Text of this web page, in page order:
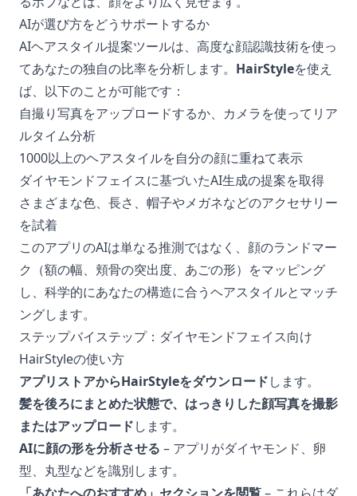
AIが選び方をどうサポートするか
AIヘアスタイル提案ツールは、高度な顔認識技術を使っ
てあなたの独自の比率を分析します。 HairStyleを使え
ば、以下のことが可能です：
自撮り写真をアップロードするか、カメラを使ってリア
ルタイム分析
1000以上のヘアスタイルを自分の顔に重ねて表示
ダイヤモンドフェイスに基づいたAI生成の提案を取得
さまざまな色、長さ、帽子やメガネなどのアクセサリー
を試着
このアプリのAIは単なる推測ではなく、顔のランドマー
ク（額の幅、頬骨の突出度、あごの形）をマッピング
し、科学的にあなたの構造に合うヘアスタイルとマッチ
ングします。
ステップバイステップ：ダイヤモンドフェイス向け
HairStyleの使い方
アプリストアからHairStyleをダウンロードします。
髪を後ろにまとめた状態で、はっきりした顔写真を撮影
またはアップロードします。
AIに顔の形を分析させる – アプリがダイヤモンド、卵
型、丸型などを識別します。